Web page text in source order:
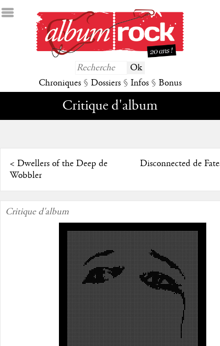
Chroniques § Dossiers § Infos § Bonus
Critique d'album
< Dwellers of the Deep de
Wobbler
Disconnected de
Critique d'album